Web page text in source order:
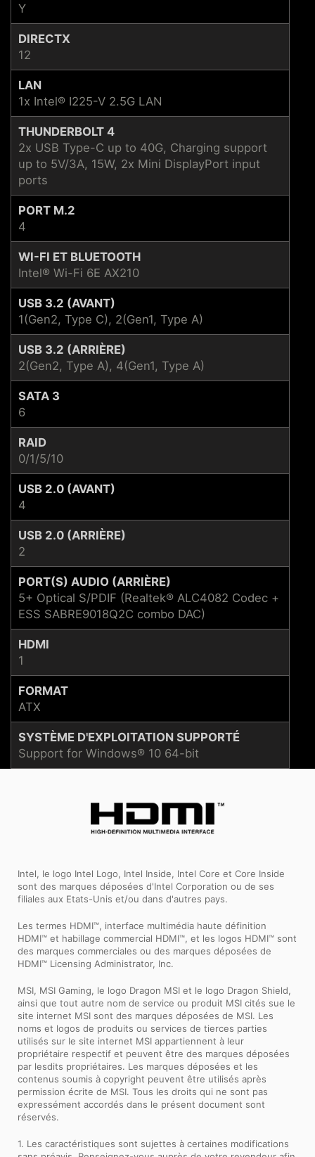
Y
DIRECTX
12
LAN
1x Intel® I225-V 2.5G LAN
THUNDERBOLT 4
2x USB Type-C up to 40G, Charging support
up to 5V/3A, 15W, 2x Mini DisplayPort input
ports
PORT M.2
4
WI-FI ET BLUETOOTH
Intel® Wi-Fi 6E AX210
USB 3.2 (AVANT)
1(Gen2, Type C), 2(Gen1, Type A)
USB 3.2 (ARRIÈRE)
2(Gen2, Type A), 4(Gen1, Type A)
SATA 3
6
RAID
0/1/5/10
USB 2.0 (AVANT)
4
USB 2.0 (ARRIÈRE)
2
PORT(S) AUDIO (ARRIÈRE)
5+ Optical S/PDIF (Realtek® ALC4082 Codec +
ESS SABRE9018Q2C combo DAC)
HDMI
1
FORMAT
ATX
SYSTÈME D'EXPLOITATION SUPPORTÉ
Support for Windows® 10 64-bit
Intel, le logo Intel Logo, Intel Inside, Intel Core et Core Inside
sont des marques déposées d'Intel Corporation ou de ses
filiales aux Etats-Unis et/ou dans d'autres pays.
Les termes HDMI™, interface multimédia haute définition
HDMI™ et habillage commercial HDMI™, et les logos HDMI™ sont
des marques commerciales ou des marques déposées de
HDMI™ Licensing Administrator, Inc.
MSI, MSI Gaming, le logo Dragon MSI et le logo Dragon Shield,
ainsi que tout autre nom de service ou produit MSI cités sue le
site internet MSI sont des marques déposées de MSI. Les
noms et logos de produits ou services de tierces parties
utilisés sur le site internet MSI appartiennent à leur
propriétaire respectif et peuvent être des marques déposées
par lesdits propriétaires. Les marques déposées et les
contenus soumis à copyright peuvent être utilisés après
permission écrite de MSI. Tous les droits qui ne sont pas
expressément accordés dans le présent document sont
réservés.
1. Les caractéristiques sont sujettes à certaines modifications